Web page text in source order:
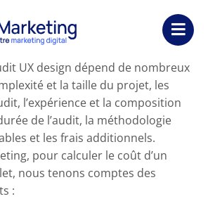
UX design dépend de nombreux
et la taille du projet, les
l’expérience et la composition
de l’audit, la méthodologie
et les frais additionnels.
pour calculer le coût d’un
nous tenons comptes des
: